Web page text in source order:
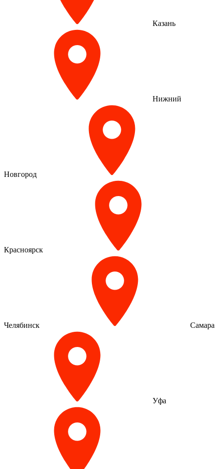
Казань
Нижний
Новгород
Красноярск
Челябинск Самара
Уфа